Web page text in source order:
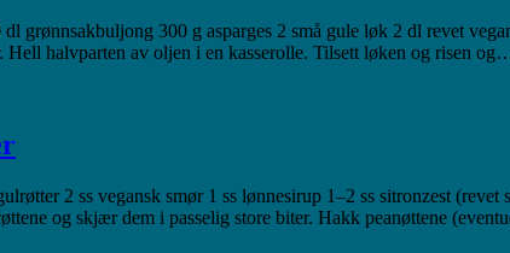
grønnsakbuljong 300 g asparges 2 små gule løk 2 dl revet
Hell halvparten av oljen i en kasserolle. Tilsett løken og risen
2 ss vegansk smør 1 ss lønnesirup 1–2 ss sitronzest
og skjær dem i passelig store biter. Hakk peanøttene